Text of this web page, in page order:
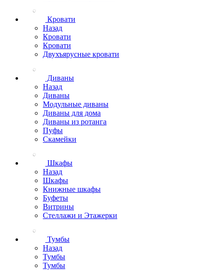
Кровати
Назад
Кровати
Кровати
Двухъярусные кровати
Диваны
Назад
Диваны
Модульные диваны
Диваны для дома
Диваны из ротанга
Пуфы
Скамейки
Шкафы
Назад
Шкафы
Книжные шкафы
Буфеты
Витрины
Стеллажи и Этажерки
Тумбы
Назад
Тумбы
Тумбы